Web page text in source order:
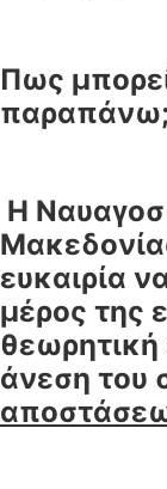
Πως
παραπάνω;
Η
ευκαιρία
μέρος της
άνεση του